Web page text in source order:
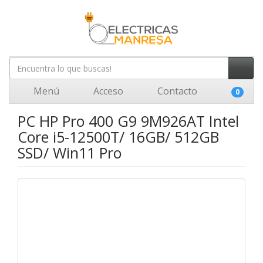
Menú Acceso Contacto 0
PC HP Pro 400 G9 9M926AT Intel
Core i5-12500T/ 16GB/ 512GB
SSD/ Win11 Pro